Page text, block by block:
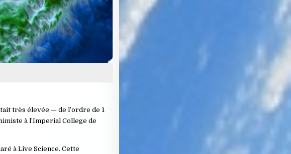
très élevée — de l’ordre de 1
à l’Imperial College de
à Live Science. Cette